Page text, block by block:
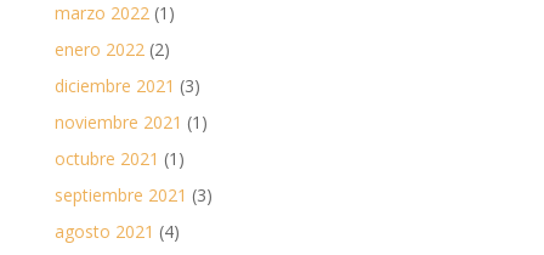
marzo 2022(1)
enero 2022(2)
diciembre 2021 (3)
noviembre 2021 (1)
octubre 2021 (1)
septiembre 2021 (3)
agosto 2021 (4)